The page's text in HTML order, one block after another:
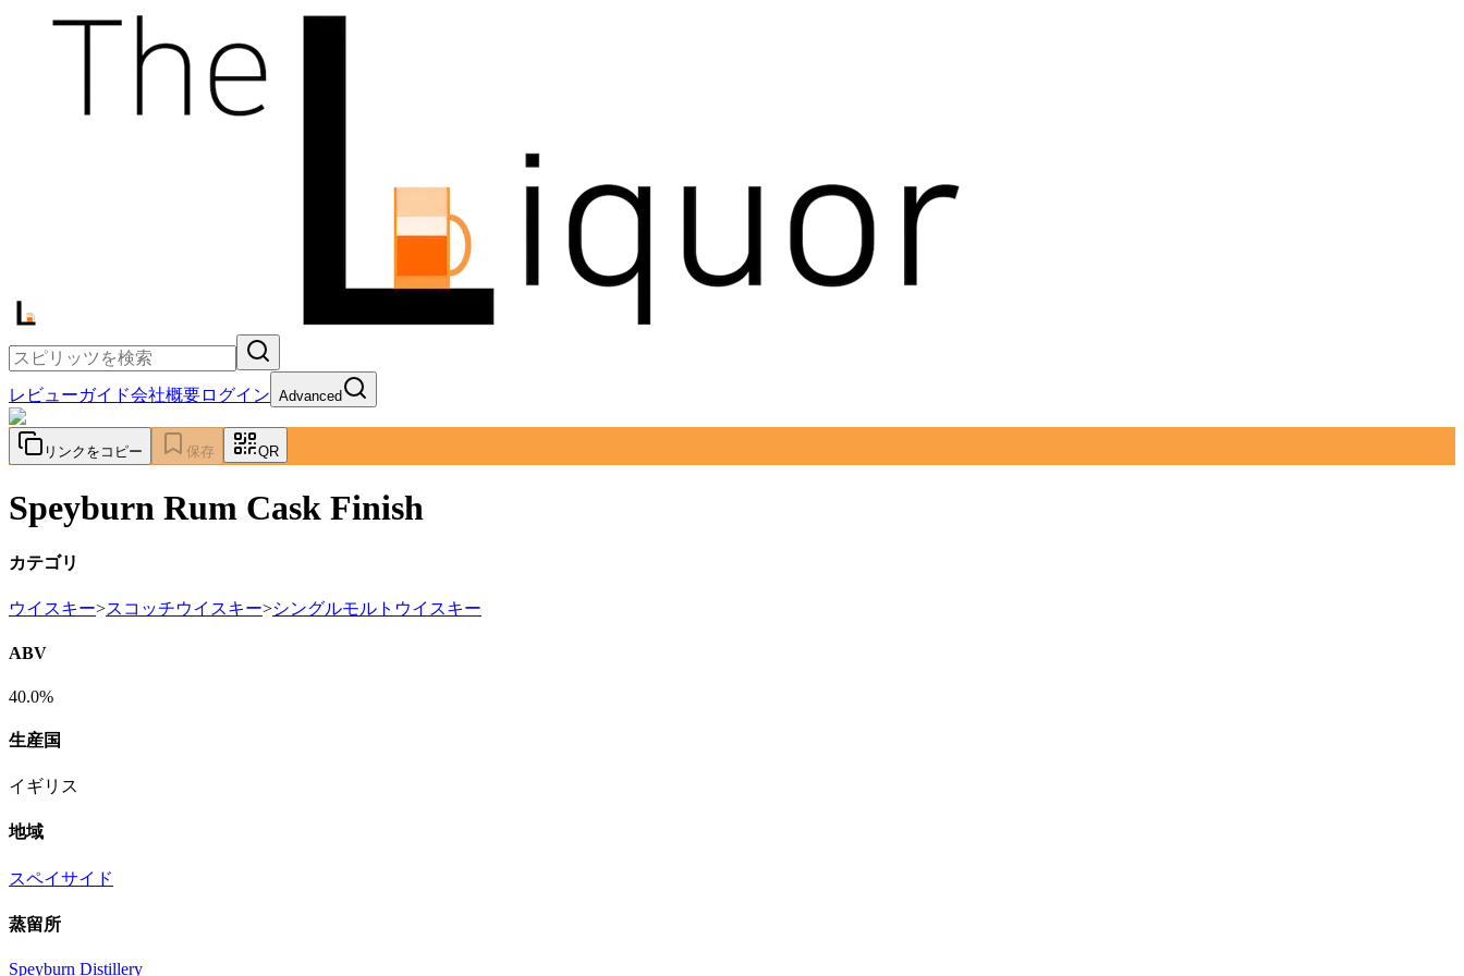
レビューガイド会社概要ログイン Advanced
リンクをコピー 保存 QR
Speyburn Rum Cask Finish
カテゴリ
ウイスキー>スコッチウイスキー>シングルモルトウイスキー
ABV
40.0%
生産国
イギリス
地域
スペイサイド
蒸留所
Speyburn Distillery